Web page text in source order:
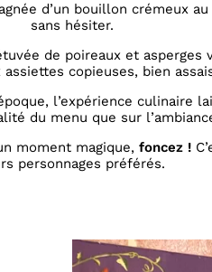
d’un bouillon crémeux
sans hésiter.
de poireaux et
copieuses, bien
l’expérience
du menu que sur
moment magique, foncez !
personnages préférés.